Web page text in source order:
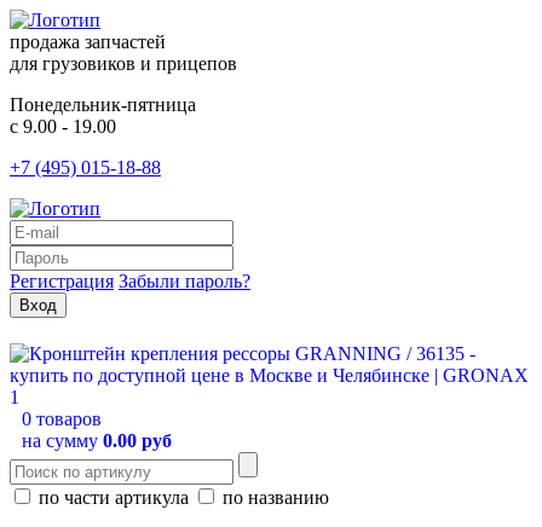
продажа запчастей
для грузовиков и прицепов
Понедельник-пятница
с 9.00 - 19.00
+7 (495) 015-18-88
Регистрация Забыли пароль?
0 товаров
на сумму 0.00 руб
по части артикула
по названию